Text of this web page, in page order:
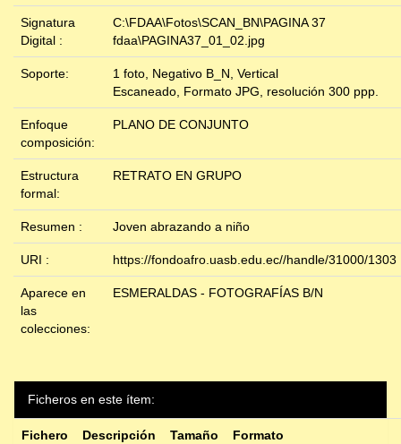
Signatura
Digital :
C:\FDAA\Fotos\SCAN_BN\PAGINA 37
fdaa\PAGINA37_01_02.jpg
Soporte:
1 foto, Negativo B_N, Vertical
Escaneado, Formato JPG, resolución 300 ppp.
Enfoque
composición:
PLANO DE CONJUNTO
Estructura
formal:
RETRATO EN GRUPO
Resumen : Joven abrazando a niño
URI : https://fondoafro.uasb.edu.ec//handle/31000/1303
Aparece en
las
colecciones:
ESMERALDAS - FOTOGRAFÍAS B/N
Ficheros en este ítem:
Fichero Descripción Tamaño Formato